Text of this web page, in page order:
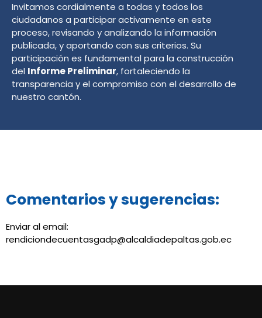
Invitamos cordialmente a todas y todos los
ciudadanos a participar activamente en este
proceso, revisando y analizando la información
publicada, y aportando con sus criterios. Su
participación es fundamental para la construcción
del Informe Preliminar, fortaleciendo la
transparencia y el compromiso con el desarrollo de
nuestro cantón.
Comentarios y sugerencias:
Enviar al email:
rendiciondecuentasgadp@alcaldiadepaltas.gob.ec